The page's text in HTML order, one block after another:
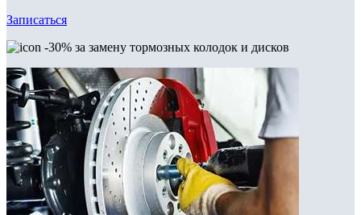
Записаться
-30% за замену тормозных колодок и дисков